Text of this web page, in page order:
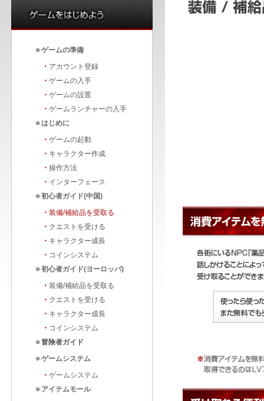
ゲームの準備
・ アカウント登録
・ ゲームの入手
・ ゲームの設置
・ ゲームランチャーの入手
はじめに
・ ゲームの起動
・ キャラクター作成
・ 操作方法
・ インターフェース
初心者ガイド(中国)
・ 装備/補給品を受取る
・ クエストを受ける
・ キャラクター成長
・ コインシステム
初心者ガイド(ヨーロッパ)
・ 装備/補給品を受取る
・ クエストを受ける
・ キャラクター成長
・ コインシステム
冒険者ガイド
ゲームシステム
・ ゲームシステム
アイテムモール